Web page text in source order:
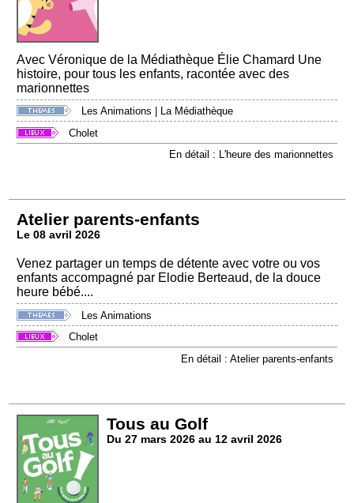
Avec Véronique de la Médiathèque Élie Chamard Une
histoire, pour tous les enfants, racontée avec des
marionnettes
Les Animations
La Médiathèque
Cholet
En détail : L'heure des marionnettes
Atelier parents-enfants
Le 08 avril 2026
Venez partager un temps de détente avec votre ou vos
enfants accompagné par Elodie Berteaud, de la douce
heure bébé....
Les Animations
Cholet
En détail : Atelier parents-enfants
Tous au Golf
Du 27 mars 2026 au 12 avril 2026